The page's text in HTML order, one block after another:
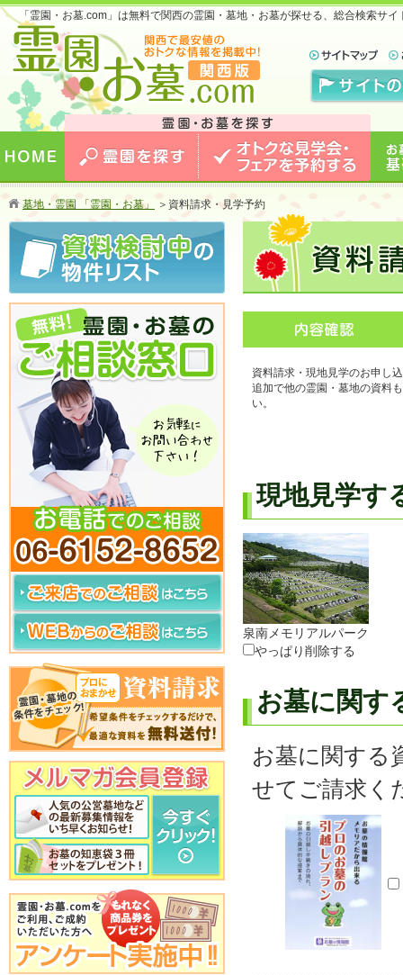
「霊園・お墓.com」は無料で関西の霊園・墓地・お墓が探せる、総合検索サ
お墓のことなら霊園・お墓.com 関西版 関西で
最安値のおトクな情報を掲載中！
する
墓地・霊園 「霊園・お墓」 ＞ 資料請求・見学予約
資料請求・現地見学のお申し
追加で他の霊園・墓地の資料
い。
現地見学す
泉南メモリアルパーク
やっぱり削除する
お墓に関す
お墓に関する
せてご請求く